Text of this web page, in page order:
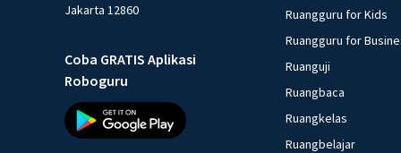
Jakarta 12860
Coba GRATIS Aplikasi
Roboguru
Ruangguru for Kids
Ruangguru for
Ruanguji
Ruangbaca
Ruangkelas
Ruangbelajar